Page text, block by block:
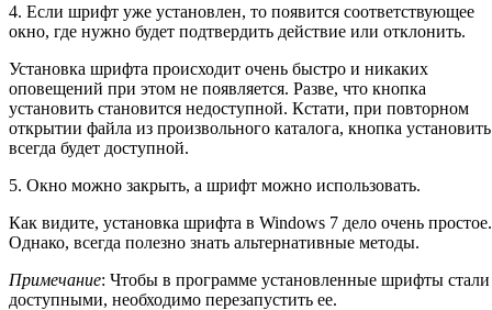
4. Если шрифт уже установлен, то появится соответствующее
окно, где нужно будет подтвердить действие или отклонить.
Установка шрифта происходит очень быстро и никаких
оповещений при этом не появляется. Разве, что кнопка
установить становится недоступной. Кстати, при повторном
открытии файла из произвольного каталога, кнопка установить
всегда будет доступной.
5. Окно можно закрыть, а шрифт можно использовать.
Как видите, установка шрифта в Windows 7 дело очень простое.
Однако, всегда полезно знать альтернативные методы.
Примечание: Чтобы в программе установленные шрифты стали
доступными, необходимо перезапустить ее.